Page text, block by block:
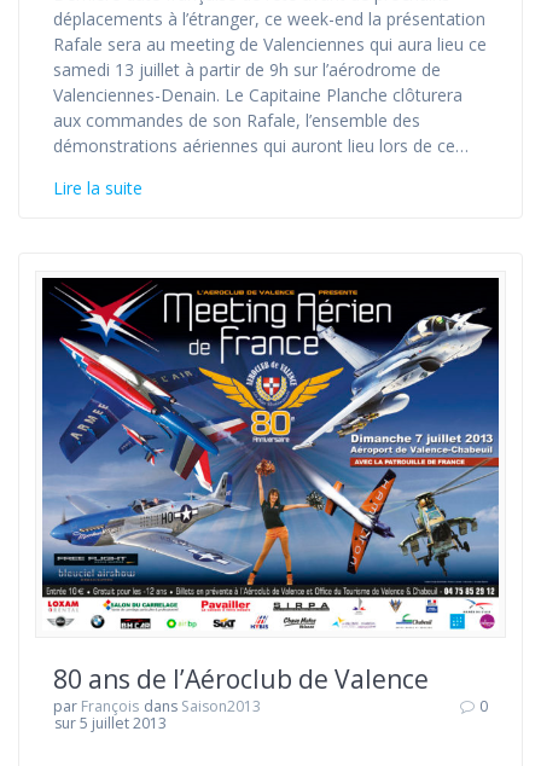
déplacements à l’étranger, ce week-end la présentation
Rafale sera au meeting de Valenciennes qui aura lieu ce
samedi 13 juillet à partir de 9h sur l’aérodrome de
Valenciennes-Denain. Le Capitaine Planche clôturera
aux commandes de son Rafale, l’ensemble des
démonstrations aériennes qui auront lieu lors de ce…
Lire la suite
80 ans de l’Aéroclub de Valence
par François dans Saison2013
sur 5 juillet 2013
0